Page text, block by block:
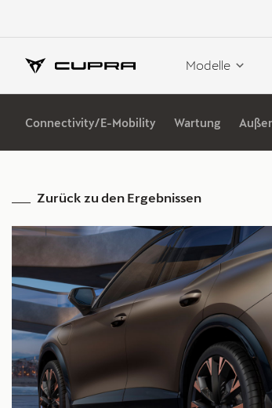
Modelle
Connectivity/E-Mobility Wartung
Zurück zu den Ergebnissen